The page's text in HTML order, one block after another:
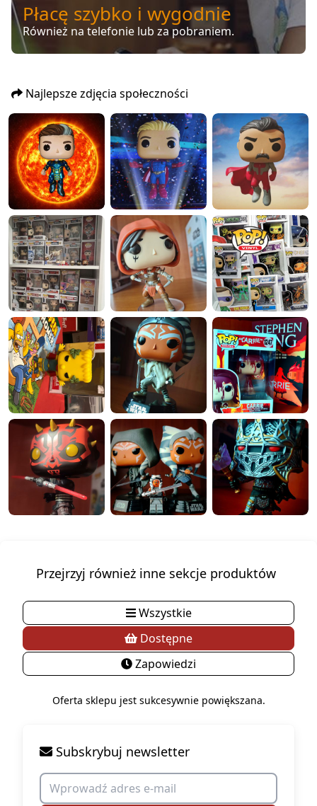
Płacę szybko i wygodnie
Również na telefonie lub za pobraniem.
Najlepsze zdjęcia społeczności
Przejrzyj również inne sekcje produktów
Wszystkie
Dostępne
Zapowiedzi
Oferta sklepu jest sukcesywnie powiększana.
Subskrybuj newsletter